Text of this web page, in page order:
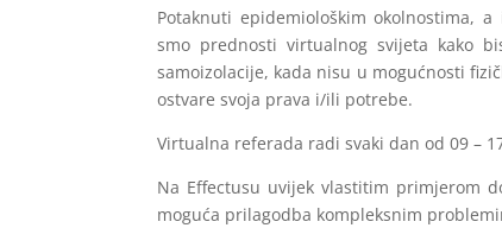
Potaknuti epidemiološkim okolnostima,
smo prednosti virtualnog svijeta kako
samoizolacije, kada nisu u mogućnosti
ostvare svoja prava i/ili potrebe.
Virtualna referada radi svaki dan od 09 –
Na Effectusu uvijek vlastitim primjerom
moguća prilagodba kompleksnim